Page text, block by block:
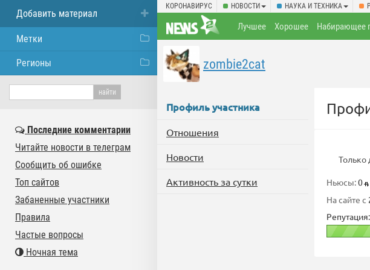
КОРОНАВИРУС НОВОСТИ НАУКА И ТЕХНИКА
Лучшее Хорошее Набирающее
zombie2cat
Профиль участника
Отношения
Новости
Активность за сутки
Только
Ньюсы:0
На сайте с
Репутация:
Добавить материал
Метки
Регионы
Последние комментарии
Читайте новости в телеграм
Сообщить об ошибке
Топ сайтов
Забаненные участники
Правила
Частые вопросы
Ночная тема